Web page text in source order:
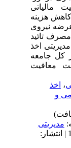
مالیاتی
هزینه
نیروی
تائید
اخذ
کل جامعه
معافیت
،اخذ
و
مدیریتی
1400/9/1 | پذیرش: 1400/6/10 | انتشار: